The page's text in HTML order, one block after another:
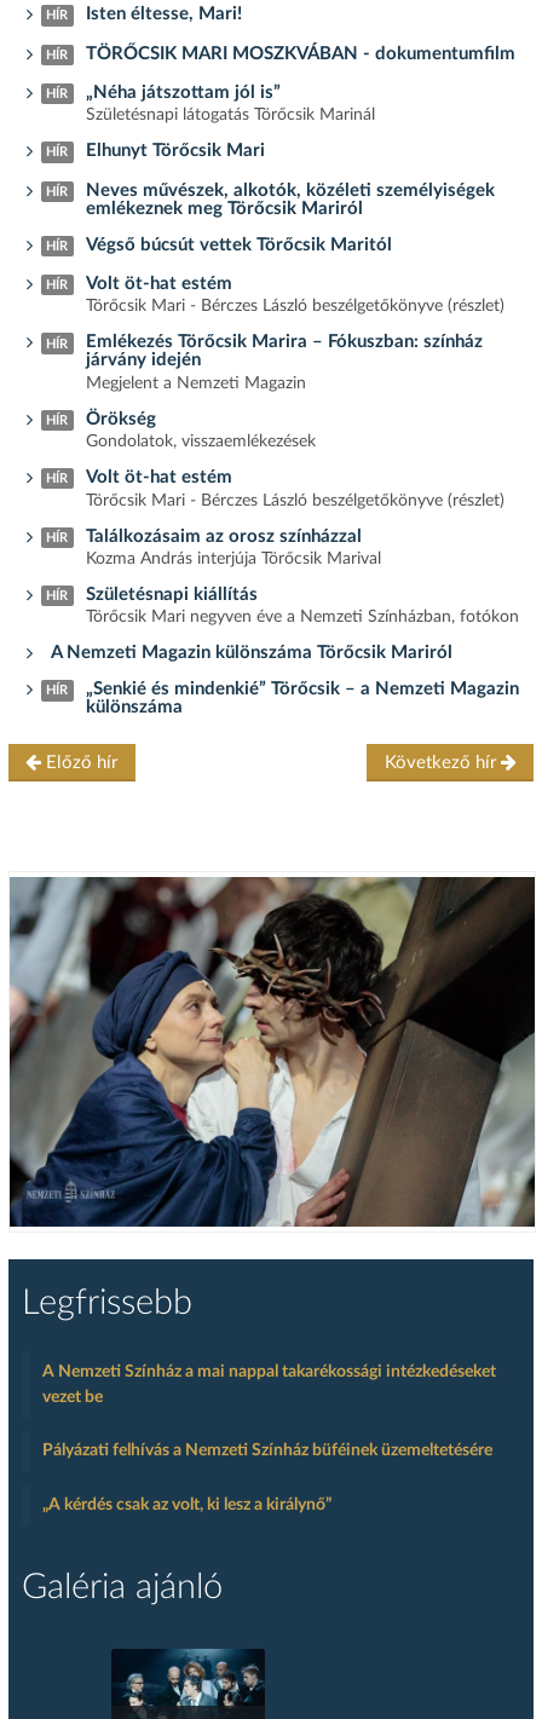
HÍR Isten éltesse, Mari!
HÍR TÖRŐCSIK MARI MOSZKVÁBAN - dokumentumfilm
HÍR „Néha játszottam jól is”
Születésnapi látogatás Törőcsik Marinál
HÍR Elhunyt Törőcsik Mari
HÍR
Neves művészek, alkotók, közéleti személyiségek
emlékeznek meg Törőcsik Mariról
HÍR Végső búcsút vettek Törőcsik Maritól
HÍR Volt öt-hat estém
Törőcsik Mari - Bérczes László beszélgetőkönyve (részlet)
HÍR
Emlékezés Törőcsik Marira – Fókuszban: színház
járvány idején
Megjelent a Nemzeti Magazin
HÍR Örökség
Gondolatok, visszaemlékezések
HÍR Volt öt-hat estém
Törőcsik Mari - Bérczes László beszélgetőkönyve (részlet)
HÍR Találkozásaim az orosz színházzal
Kozma András interjúja Törőcsik Marival
HÍR Születésnapi kiállítás
Törőcsik Mari negyven éve a Nemzeti Színházban, fotókon
A Nemzeti Magazin különszáma Törőcsik Mariról
HÍR
„Senkié és mindenkié” Törőcsik – a Nemzeti Magazin
különszáma
Előző hír Következő hír
Legfrissebb
A Nemzeti Színház a mai nappal takarékossági intézkedéseket
vezet be
Pályázati felhívás a Nemzeti Színház büféinek üzemeltetésére
„A kérdés csak az volt, ki lesz a királynő”
Galéria ajánló